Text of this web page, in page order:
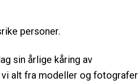
personer.
sin årlige kåring av
alt fra modeller og fotografer